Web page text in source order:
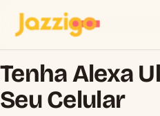
Tenha Alexa
Seu Celular